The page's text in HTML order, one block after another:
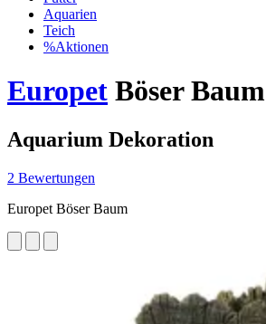
Aquarien
Teich
%Aktionen
Europet Böser Baum
Aquarium Dekoration
2 Bewertungen
Europet Böser Baum